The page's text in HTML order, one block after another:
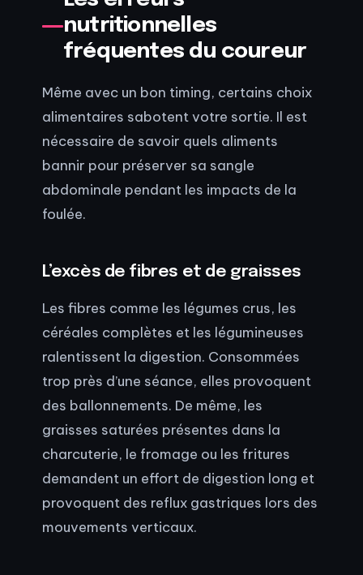
nutritionnelles
fréquentes du coureur
Même avec un bon timing, certains choix
alimentaires sabotent votre sortie. Il est
nécessaire de savoir quels aliments
bannir pour préserver sa sangle
abdominale pendant les impacts de la
foulée.
L’excès de fibres et de graisses
Les fibres comme les légumes crus, les
céréales complètes et les légumineuses
ralentissent la digestion. Consommées
trop près d’une séance, elles provoquent
des ballonnements. De même, les
graisses saturées présentes dans la
charcuterie, le fromage ou les fritures
demandent un effort de digestion long et
provoquent des reflux gastriques lors des
mouvements verticaux.